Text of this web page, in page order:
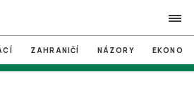
search
ZAHRANIČÍ NÁZORY